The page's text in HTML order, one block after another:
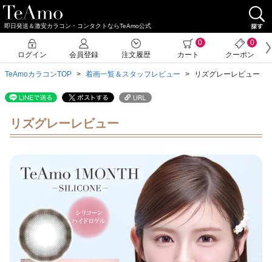
即日発送＆激安カラコン・コンタクトならTeAmo公式
TeAmoカラコンTOP 着画一覧＆スタッフレビュー リズグレーレビュー
リズグレーレビュー
ログイン 会員登録 注文履歴
0
カート
0
クーポン